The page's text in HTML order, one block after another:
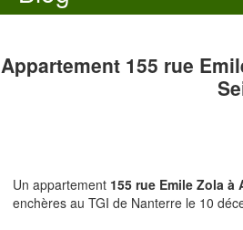
Appartement 155 rue
Un appartement 155 rue Emile Zola à
enchères au TGI de Nanterre le 10